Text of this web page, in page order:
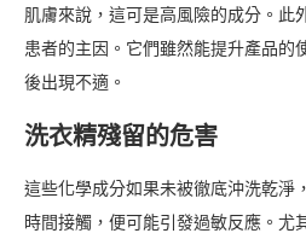
肌膚來說，這可是高風險的成分。此
患者的主因。它們雖然能提升產品的
後出現不適。
洗衣精殘留的危害
這些化學成分如果未被徹底沖洗乾淨
時間接觸，便可能引發過敏反應。尤